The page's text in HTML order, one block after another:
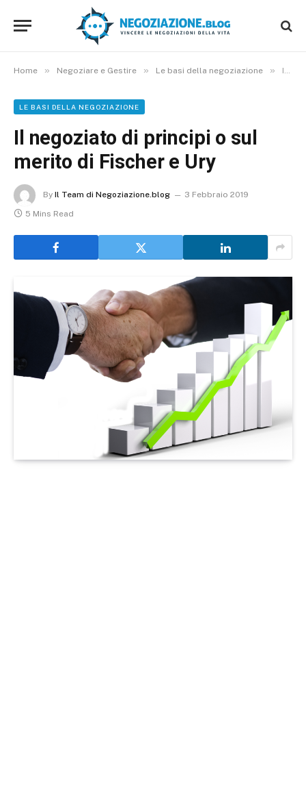
Home » Negoziare e Gestire » Le basi della negoziazione » Il negoziato di principi o sul merito di Fischer e Ury
LE BASI DELLA NEGOZIAZIONE
Il negoziato di principi o sul
merito di Fischer e Ury
By Il Team di Negoziazione.blog
3 Febbraio 2019
5 Mins Read